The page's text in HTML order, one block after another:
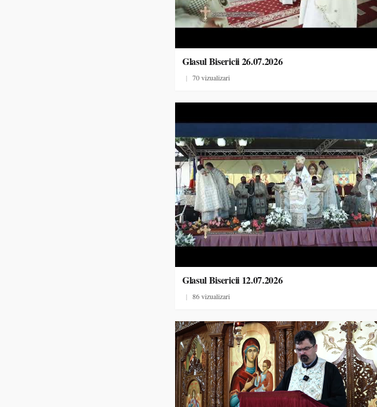
Glasul Bisericii 26.07.2026
| 70 vizualizari
Glasul Bisericii 12.07.2026
| 86 vizualizari